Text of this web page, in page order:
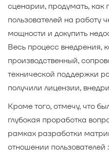
сценарии, продумать, как
пользователей на работу
мощности и докупить
Весь процесс внедрения,
производственный,
технической поддержки
получили лицензии,
Кроме того, отмечу, что
глубокая проработка
рамках разработки
отношении